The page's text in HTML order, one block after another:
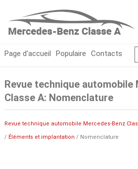
Page d'accueil Populaire Contacts
Revue technique automobile
Classe A: Nomenclature
Revue technique automobile Mercedes-Benz
/ Éléments et implantation / Nomenclature